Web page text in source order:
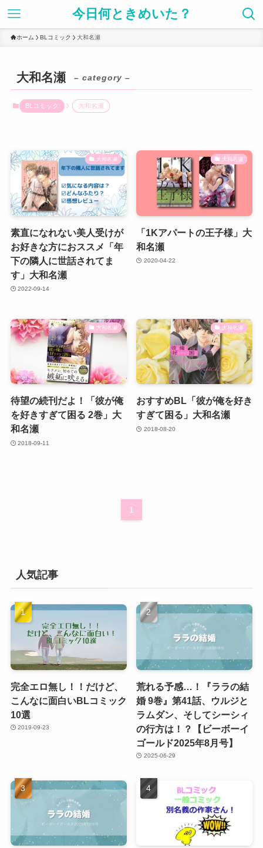
今日何ときめいた？
ホーム BLコミック 大和名瀬
大和名瀬 – category –
BLコミック 大和名瀬
大和名瀬
素直になれない美人受けが
お好きな方におススメ「年
下の隣人に世話されてま
す」大和名瀬
2022-09-14
大和名瀬
「1Kアパートの王子様」大
和名瀬
2020-04-22
大和名瀬
待望の続刊だよ！「彼が俺
を好きすぎて困る 2巻」大
和名瀬
2018-09-11
大和名瀬
おすすめBL「彼が俺を好き
すぎて困る」大和名瀬
2018-08-20
1
人気記事
完全エロ無し！！だけど、
こんなに面白いBLコミック
10選
2019-09-23
荒れる予感…！『ララの結
婚 9巻』第41話、ウルジと
ラムダン、そしてシーシィ
の行方は！？【ビーボーイ
ゴールド2025年8月号】
2025-06-29